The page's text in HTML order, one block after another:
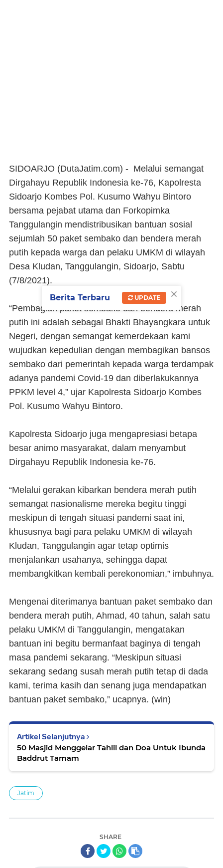
SIDOARJO (DutaJatim.com) - Melalui semangat
Dirgahayu Republik Indonesia ke-76, Kapolresta
Sidoarjo Kombes Pol. Kusumo Wahyu Bintoro
bersama pejabat utama dan Forkopimka
Tanggulangin mendistribusikan bantuan sosial
sejumlah 50 paket sembako dan bendera merah
putih kepada warga dan pelaku UMKM di wilayah
Desa Kludan, Tanggulangin, Sidoarjo, Sabtu
(7/8/2021).
“Pembagian paket sembako dan bendera merah
putih ini adalah sebagai Bhakti Bhayangkara untuk
Negeri, dengan semangat kemerdekaan kami
wujudkan kepedulian dengan membagikan bansos
sembako dari pemerintah kepada warga terdampak
adanya pandemi Covid-19 dan diberlakukannya
PPKM level 4,” ujar Kapolresta Sidoarjo Kombes
Pol. Kusumo Wahyu Bintoro.
Kapolresta Sidoarjo juga mengapresiasi betapa
besar animo masyarakat, dalam menyambut
Dirgahayu Republik Indonesia ke-76.
“Melalui gerakan kibarkan bendera merah putih
semangat nasionalisme mereka begitu tinggi
meskipun di tengah situasi pandemi saat ini,
khususnya bagi para pelaku UMKM di wilayah
Kludan, Tanggulangin agar tetap optimis
menjalankan usahanya, sehingga dapat
membangkitkan kembali perekonomian,” imbuhnya.
Mengenai diterimanya bantuan paket sembako dan
bendera merah putih, Ahmad, 40 tahun, salah satu
pelaku UMKM di Tanggulangin, mengatakan
bantuan ini begitu bermanfaat baginya di tengah
masa pandemi sekarang. “Meskipun situasi
sekarang sedang susah merah putih tetap di dada
kami, terima kasih dan senang juga mendapatkan
bantuan paket sembako,” ucapnya. (win)
Artikel Selanjutnya
50 Masjid Menggelar Tahlil dan Doa Untuk Ibunda
Baddrut Tamam
Jatim
SHARE
×
Berita Terbaru UPDATE